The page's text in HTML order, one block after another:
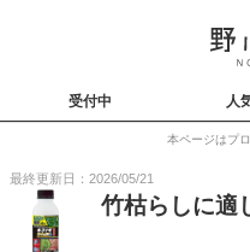
受付中 人
本ページはプ
最終更新日：2026/05/21
竹枯らしに適